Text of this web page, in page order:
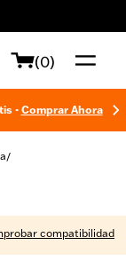
(0)
- Comprar Ahora
/
compatibilidad